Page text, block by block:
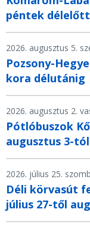
péntek
2026. augusztus 5.
Pozsony-
kora délutánig
2026. augusztus 2.
Pótlóbuszok
augusztus 3-
2026. július 25.
Déli körvasút
július 27-től